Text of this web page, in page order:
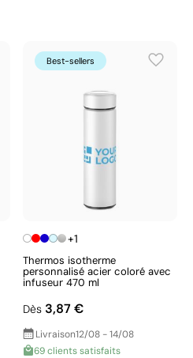
Best-sellers
+1
Thermos isotherme
personnalisé acier coloré avec
infuseur 470 ml
Dès 3,87 €
Livraison12/08 - 14/08
69 clients satisfaits